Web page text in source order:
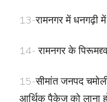
13-रामनगर में धनगढ़ी
14- रामनगर के
15-सीमांत जनपद
आर्थिक पैकेज को लाना